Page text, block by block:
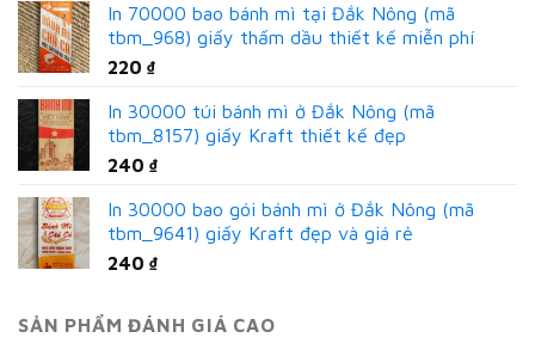
In 70000 bao bánh mì tại Đắk Nông (mã
tbm_968) giấy thấm dầu thiết kế miễn phí
220 ₫
In 30000 túi bánh mì ở Đắk Nông (mã
tbm_8157) giấy Kraft thiết kế đẹp
240 ₫
In 30000 bao gói bánh mì ở Đắk Nông (mã
tbm_9641) giấy Kraft đẹp và giá rẻ
240 ₫
SẢN PHẨM ĐÁNH GIÁ CAO